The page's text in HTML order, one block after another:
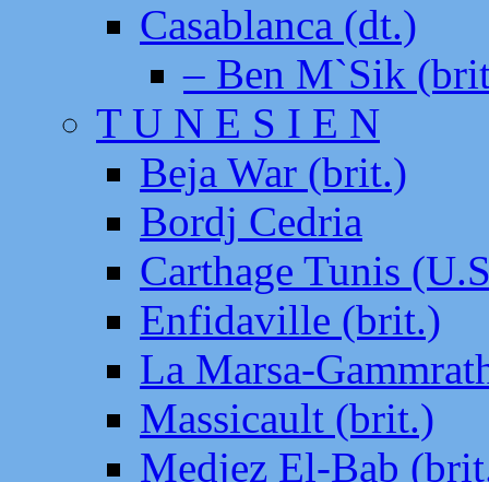
Casablanca (dt.)
– Ben M`Sik
T U N E S I E N
Beja War (brit.)
Bordj Cedria
Carthage Tunis
Enfidaville (brit.)
La Marsa-
Massicault (brit.)
Medjez El-Bab